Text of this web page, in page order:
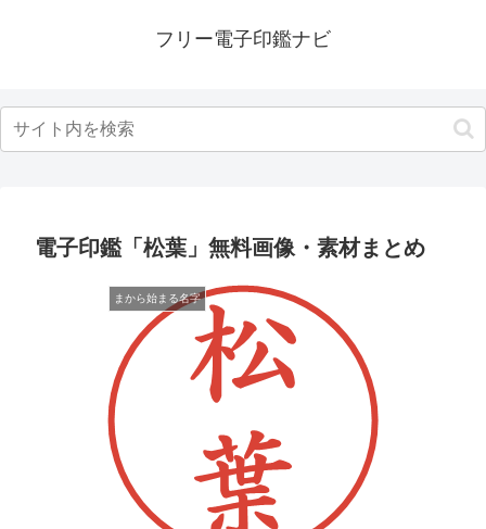
フリー電子印鑑ナビ
電子印鑑「松葉」無料画像・素材まとめ
まから始まる名字